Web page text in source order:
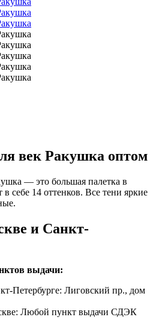
век Ракушка оптом
— это большая палетка в
себе 14 оттенков. Все тени яркие
и Санкт-
выдачи:
Петербурге: Лиговский пр., дом
Любой пункт выдачи СДЭК